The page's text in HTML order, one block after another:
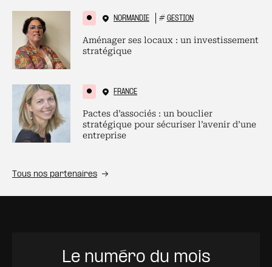
NORMANDIE # GESTION
Aménager ses locaux : un investissement
stratégique
FRANCE
Pactes d’associés : un bouclier
stratégique pour sécuriser l’avenir d’une
entreprise
Tous nos partenaires
Le numéro du mois